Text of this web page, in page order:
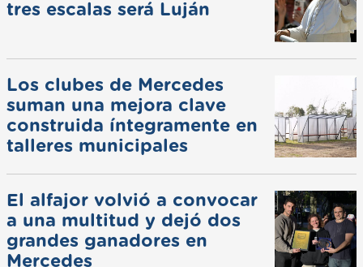
tres escalas será Luján
Los clubes de Mercedes
suman una mejora clave
construida íntegramente en
talleres municipales
El alfajor volvió a convocar
a una multitud y dejó dos
grandes ganadores en
Mercedes